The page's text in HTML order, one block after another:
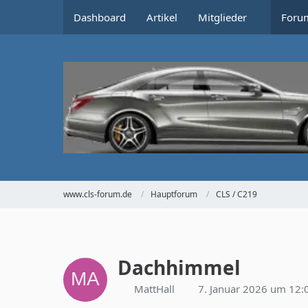
Dashboard Artikel Mitglieder
www.cls-forum.de Hauptforum CLS / C219
Dachhimmel
MattHall 7. Januar 2026 um